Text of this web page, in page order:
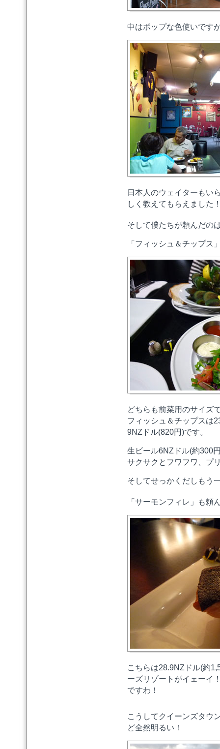
中はポップな色使いです
日本人のウェイターもい
しく教えてもらえました
そして僕たちが頼んだの
「フィッシュ＆チップス
どちらも前菜用のサイズ
フィッシュ＆チップスは
9NZドル(820円)です。
生ビール6NZドル(約300
サクサクとフワフワ、プ
そしてせっかくだしもう
「サーモンフィレ」も頼
こちらは28.9NZドル(約
ーズリゾートがイェーイ
ですわ！
こうしてクイーンズタウ
ど全然明るい！